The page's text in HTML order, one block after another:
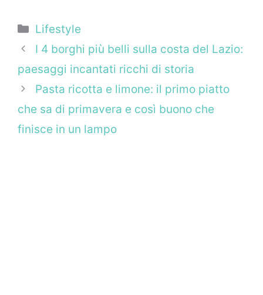
Categorie
Lifestyle
I 4 borghi più belli sulla costa del Lazio:
paesaggi incantati ricchi di storia
Pasta ricotta e limone: il primo piatto
che sa di primavera e così buono che
finisce in un lampo